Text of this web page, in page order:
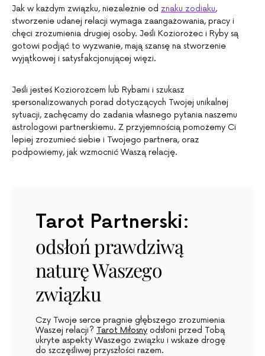
Jak w każdym związku, niezależnie od znaku zodiaku,
stworzenie udanej relacji wymaga zaangażowania, pracy i
chęci zrozumienia drugiej osoby. Jeśli Koziorożec i Ryby są
gotowi podjąć to wyzwanie, mają szansę na stworzenie
wyjątkowej i satysfakcjonującej więzi.
Jeśli jesteś Koziorożcem lub Rybami i szukasz
spersonalizowanych porad dotyczących Twojej unikalnej
sytuacji, zachęcamy do zadania własnego pytania naszemu
astrologowi partnerskiemu. Z przyjemnością pomożemy Ci
lepiej zrozumieć siebie i Twojego partnera, oraz
podpowiemy, jak wzmocnić Waszą relację.
Tarot Partnerski:
odsłoń prawdziwą
naturę Waszego
związku
Czy Twoje serce pragnie głębszego zrozumienia
Waszej relacji? Tarot Miłosny odsłoni przed Tobą
ukryte aspekty Waszego związku i wskaże drogę
do szczęśliwej przyszłości razem.